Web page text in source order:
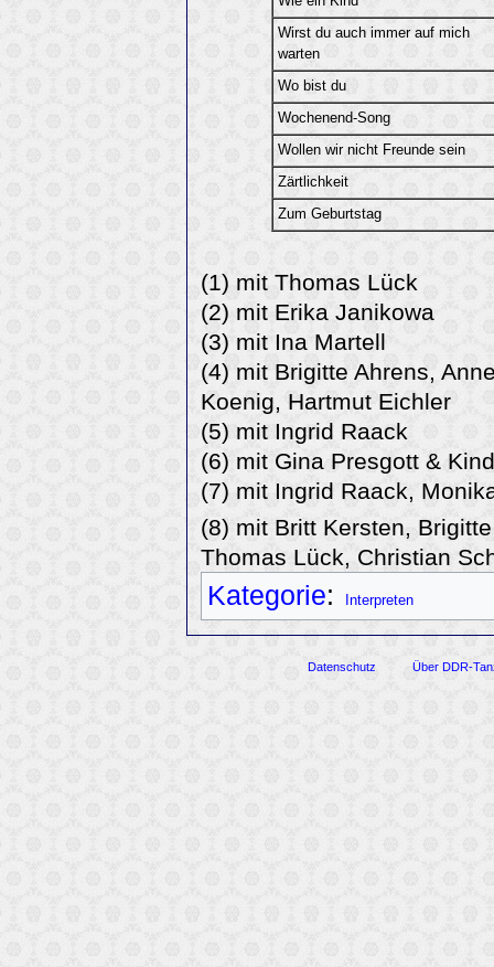
Wirst du auch immer auf mich
warten
Wo bist du
Wochenend-Song
Wollen wir nicht Freunde sein
Zärtlichkeit
Zum Geburtstag
(1) mit Thomas Lück
(2) mit Erika Janikowa
(3) mit Ina Martell
(4) mit Brigitte Ahrens,
Koenig, Hartmut Eichler
(5) mit Ingrid Raack
(6) mit Gina Presgott &
(7) mit Ingrid Raack,
(8) mit Britt Kersten,
Thomas Lück, Christian
Kategorie: Interpreten
Datenschutz Über DDR-